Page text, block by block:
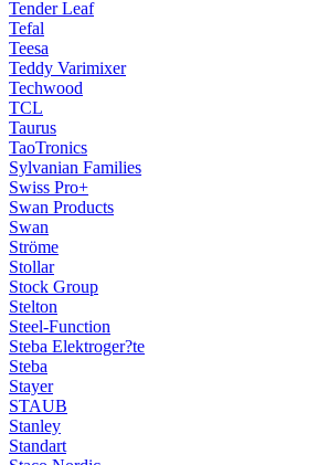
Tender Leaf
Tefal
Teesa
Teddy Varimixer
Techwood
TCL
Taurus
TaoTronics
Sylvanian Families
Swiss Pro+
Swan Products
Swan
Ströme
Stollar
Stock Group
Stelton
Steel-Function
Steba Elektroger?te
Steba
Stayer
STAUB
Stanley
Standart